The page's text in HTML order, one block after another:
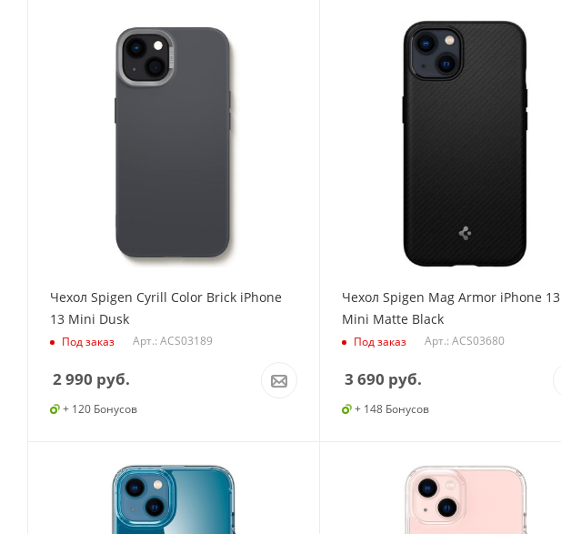
Чехол Spigen Cyrill Color Brick iPhone
13 Mini Dusk
Под заказ Арт.: ACS03189
2 990 руб.
+ 120 Бонусов
Чехол Spigen Mag Armor iPhone 13
Mini Matte Black
Под заказ Арт.: ACS03680
3 690 руб.
+ 148 Бонусов